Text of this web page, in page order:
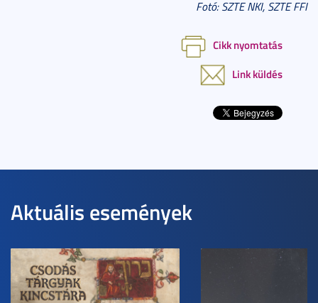
Fotó: SZTE NKI, SZTE FFI
Cikk nyomtatás
Link küldés
Aktuális események